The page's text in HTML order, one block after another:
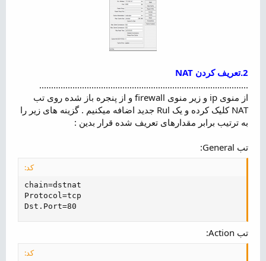
2.تعریف کردن NAT
........................................................................................
از منوی ip و زیر منوی firewall و از پنجره باز شده روی تب
NAT کلیک کرده و یک Rul جدید اضافه میکنیم . گزینه های زیر را
به ترتیب برابر مقدارهای تعریف شده قرار بدین :
تب General:
کد:
chain=dstnat
Protocol=tcp
Dst.Port=80
تب Action:
کد: